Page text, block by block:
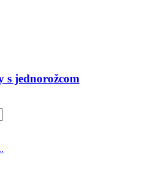
s jednorožcom